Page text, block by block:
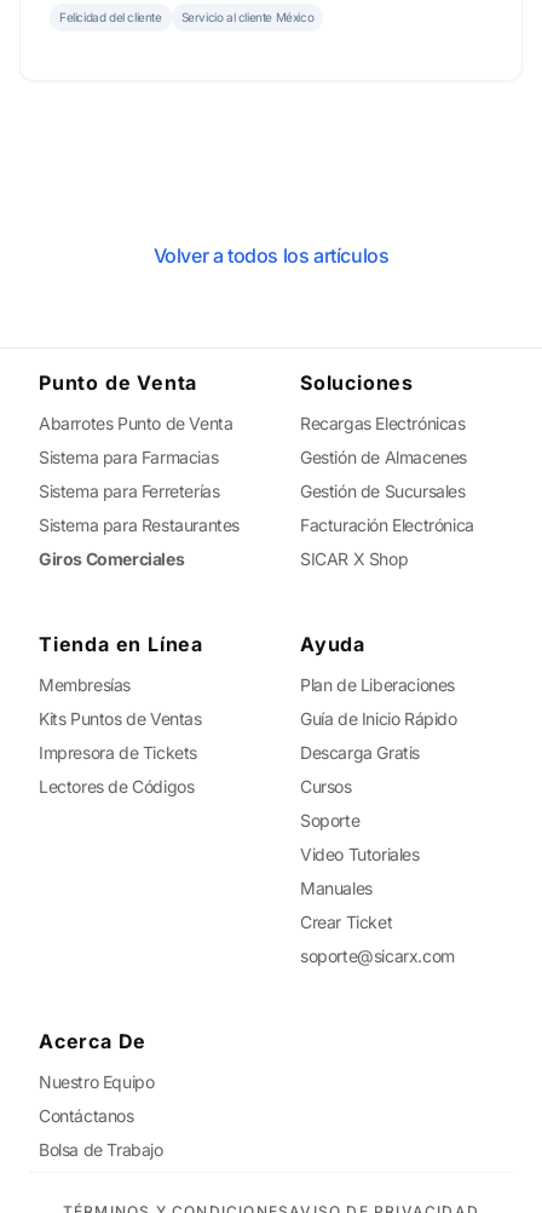
Felicidad del cliente Servicio al cliente México
Volver a todos los artículos
Punto de Venta
Abarrotes Punto de Venta
Sistema para Farmacias
Sistema para Ferreterías
Sistema para Restaurantes
Giros Comerciales
Soluciones
Recargas Electrónicas
Gestión de Almacenes
Gestión de Sucursales
Facturación Electrónica
SICAR X Shop
Tienda en Línea
Membresías
Kits Puntos de Ventas
Impresora de Tickets
Lectores de Códigos
Ayuda
Plan de Liberaciones
Guía de Inicio Rápido
Descarga Gratis
Cursos
Soporte
Video Tutoriales
Manuales
Crear Ticket
soporte@sicarx.com
Acerca De
Nuestro Equipo
Contáctanos
Bolsa de Trabajo